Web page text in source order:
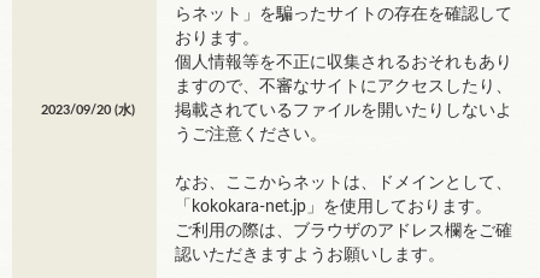
2023/09/20 (水)
らネット」を騙ったサイトの存在を確認して
おります。
個人情報等を不正に収集されるおそれもあり
ますので、不審なサイトにアクセスしたり、
掲載されているファイルを開いたりしないよ
うご注意ください。
なお、ここからネットは、ドメインとして、
「kokokara-net.jp」を使用しております。
ご利用の際は、ブラウザのアドレス欄をご確
認いただきますようお願いします。